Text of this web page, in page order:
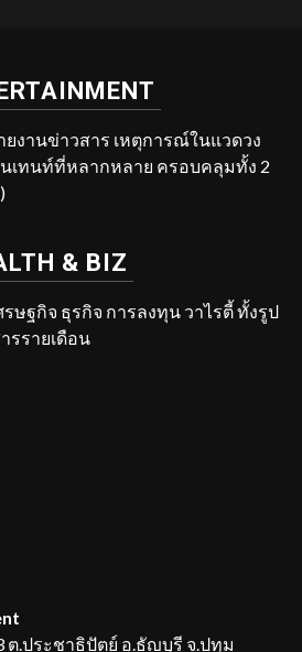
งานข่าวสาร เหตุการณ์ในแวดวง
เทนท์ที่หลากหลาย ครอบคลุมทั้ง 2
& BIZ
ษฐกิจ ธุรกิจ การลงทุน วาไรตี้ ทั้งรูป
รรายเดือน
ต.ประชาธิปัตย์ อ.ธัญบุรี จ.ปทุม